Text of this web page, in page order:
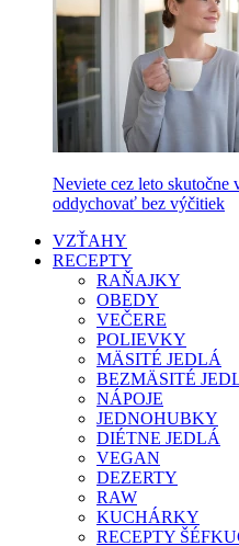
Neviete cez leto
oddychovať bez výčitiek
VZŤAHY
RECEPTY
RAŇAJKY
OBEDY
VEČERE
POLIEVKY
MÄSITÉ JEDLÁ
BEZMÄSITÉ
NÁPOJE
JEDNOHUBKY
DIÉTNE JEDLÁ
VEGAN
DEZERTY
RAW
KUCHÁRKY
RECEPTY